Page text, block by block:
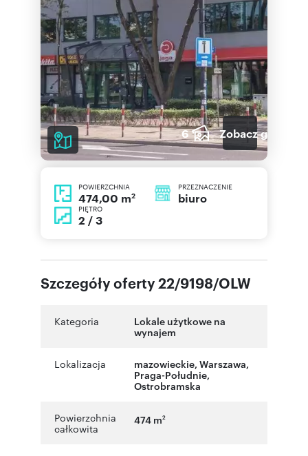
6 Zobacz galerię
POWIERZCHNIA
474,00 m2
PRZEZNACZENIE
biuro
PIĘTRO
2 / 3
Szczegóły oferty 22/9198/OLW
Kategoria
Lokale użytkowe na
wynajem
Lokalizacja mazowieckie, Warszawa,
Praga-Południe,
Ostrobramska
Powierzchnia
całkowita
474 m2